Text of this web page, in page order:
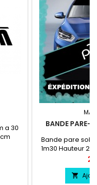
a 30
BANDE PARE-
Bande pare soleil
1m30 Hauteur
couleur au
